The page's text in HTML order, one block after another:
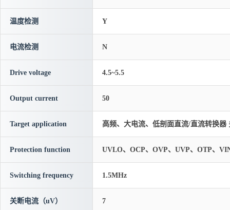
温度检测 Y
电流检测 N
Drive voltage 4.5~5.5
Output current 50
Target application 高频、大电流、低剖面直流/直流转换
Protection function UVLO、OCP、OVP、UVP、OTP、
Switching frequency 1.5MHz
关断电流（uV） 7